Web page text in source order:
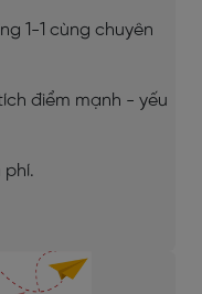
1-1 cùng chuyên
điểm mạnh - yếu
phí.